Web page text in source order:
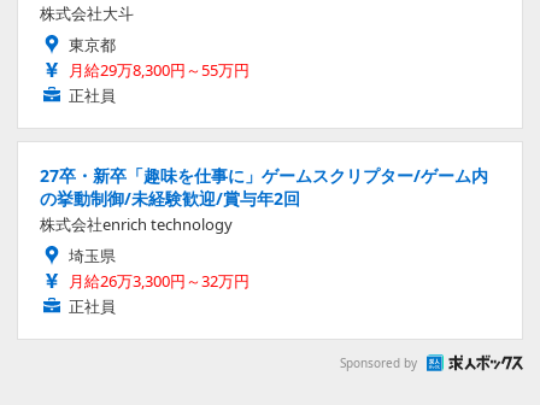
株式会社大斗
東京都
月給29万8,300円～55万円
正社員
27卒・新卒「趣味を仕事に」ゲームスクリプター/ゲーム内
の挙動制御/未経験歓迎/賞与年2回
株式会社enrich technology
埼玉県
月給26万3,300円～32万円
正社員
Sponsored by